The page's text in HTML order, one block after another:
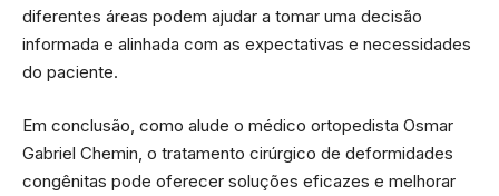
diferentes áreas podem ajudar a tomar uma decisão
informada e alinhada com as expectativas e necessidades
do paciente.
Em conclusão, como alude o médico ortopedista Osmar
Gabriel Chemin, o tratamento cirúrgico de deformidades
congênitas pode oferecer soluções eficazes e melhorar